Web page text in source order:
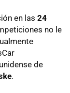
en las 24
no le
de
.